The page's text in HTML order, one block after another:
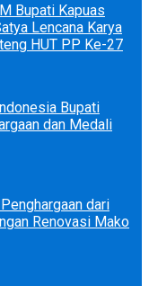
Bupati Kapuas
Lencana Karya
HUT PP Ke-27
Bupati
dan Medali
dari
Renovasi Mako